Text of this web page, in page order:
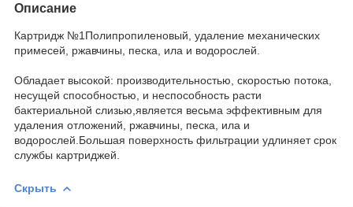
Описание
Картридж №1Полипропиленовый, удаление механических
примесей, ржавчины, песка, ила и водорослей.
Обладает высокой: производительностью, скоростью потока,
несущей способностью, и неспособность расти
бактериальной слизью,является весьма эффективным для
удаления отложений, ржавчины, песка, ила и
водорослей.Большая поверхность фильтрации удлиняет срок
службы картриджей.
Скрыть